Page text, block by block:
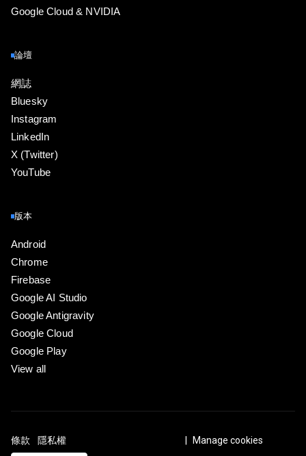
Google Cloud & NVIDIA
論壇
網誌
Bluesky
Instagram
LinkedIn
X (Twitter)
YouTube
版本
Android
Chrome
Firebase
Google AI Studio
Google Antigravity
Google Cloud
Google Play
View all
條款 隱私權 Manage cookies